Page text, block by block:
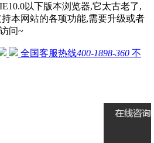
以下版本浏览器,它太古老了,
本网站的各项功能,需要升级或者
问~
全国客服热线400-1898-360 不